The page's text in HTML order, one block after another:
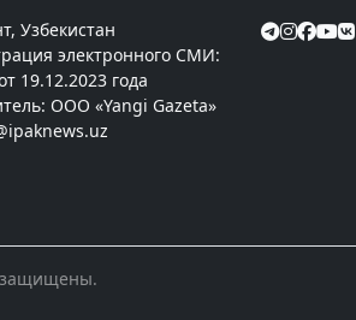
Узбекистан
электронного СМИ:
19.12.2023 года
ООО «Yangi Gazeta»
защищены.